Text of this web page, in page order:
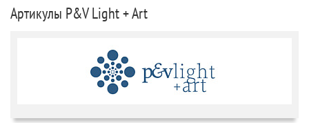
Артикулы P&V Light + Art